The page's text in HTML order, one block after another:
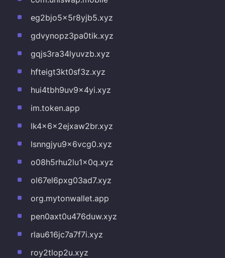
eg2bjo5x5r8yjb5.xyz
gdvynopz3pa0tik.xyz
gqjs3ra34lyuvzb.xyz
hfteigt3kt0sf3z.xyz
hui4tbh9uv9x4yi.xyz
im.token.app
lk4x6x2ejxaw2br.xyz
lsnngjyu9x6vcg0.xyz
o08h5rhu2lu1x0q.xyz
ol67el6pxg03ad7.xyz
org.mytonwallet.app
pen0axt0u476duw.xyz
rlau616jc7a7f7i.xyz
roy2tlop2u.xyz